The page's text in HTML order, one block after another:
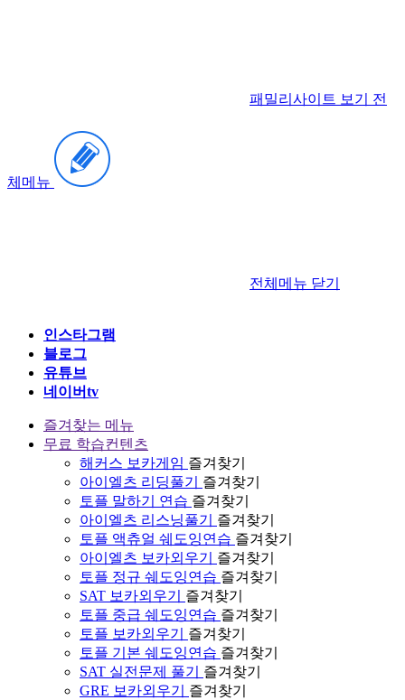
패밀리사이트 보기 전
체메뉴
전체메뉴 닫기
인스타그램
블로그
유튜브
네이버tv
즐겨찾는 메뉴
무료 학습컨텐츠
해커스 보카게임 즐겨찾기
아이엘츠 리딩풀기
즐겨찾기
토플 말하기 연습 즐겨찾기
아이엘츠 리스닝풀기
즐겨찾기
토플 액츄얼 쉐도잉연습 즐겨찾기
아이엘츠 보카외우기
즐겨찾기
토플 정규 쉐도잉연습 즐겨찾기
SAT 보카외우기
즐겨찾기
토플 중급 쉐도잉연습 즐겨찾기
토플 보카외우기
즐겨찾기
토플 기본 쉐도잉연습 즐겨찾기
SAT 실전문제 풀기
즐겨찾기
GRE 보카외우기
즐겨찾기